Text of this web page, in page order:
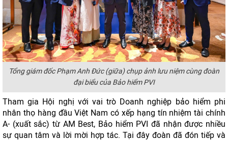
Tổng giám đốc Phạm Anh Đức (giữa) chụp ảnh lưu niệm cùng đoàn
đại biểu của Bảo hiểm PVI
Tham gia Hội nghị với vai trò Doanh nghiệp bảo hiểm phi
nhân thọ hàng đầu Việt Nam có xếp hạng tín nhiệm tài chính
A- (xuất sắc) từ AM Best, Bảo hiểm PVI đã nhận được nhiều
sự quan tâm và lời mời hợp tác. Tại đây đoàn đã đón tiếp và